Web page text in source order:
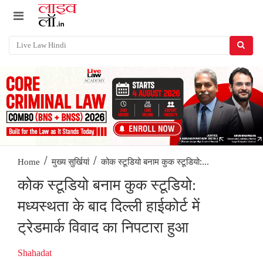
Home / मुख्य सुर्खियां / कोक स्टूडियो बनाम कुक स्टूडियो:...
कोक स्टूडियो बनाम कुक स्टूडियो:
मध्यस्थता के बाद दिल्ली हाईकोर्ट में
ट्रेडमार्क विवाद का निपटारा हुआ
Shahadat